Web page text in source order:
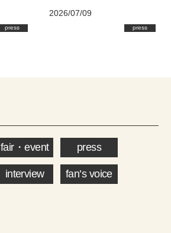
press
2026/07/09
press
fair・event press
interview fan’s voice